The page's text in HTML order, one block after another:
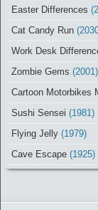
Easter Differences
Cat Candy Run
Work Desk
Zombie Gems (2001)
Cartoon Motorbikes
Sushi Sensei (1981)
Flying Jelly (1979)
Cave Escape (1925)